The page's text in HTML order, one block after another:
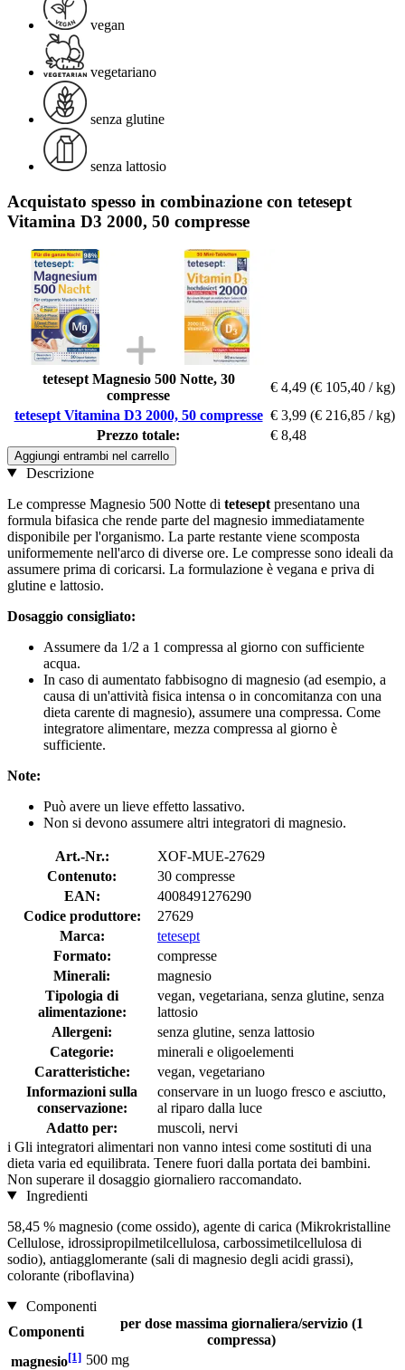
vegan
vegetariano
senza glutine
senza lattosio
Acquistato spesso in combinazione con tetesept
Vitamina D3 2000, 50 compresse
tetesept Magnesio 500 Notte, 30
compresse
€ 4,49 (€ 105,40 / kg)
tetesept Vitamina D3 2000, 50 compresse € 3,99 (€ 216,85 / kg)
Prezzo totale:
€ 8,48
Aggiungi entrambi nel carrello
Descrizione
Le compresse Magnesio 500 Notte di tetesept presentano una
formula bifasica che rende parte del magnesio immediatamente
disponibile per l'organismo. La parte restante viene scomposta
uniformemente nell'arco di diverse ore. Le compresse sono ideali da
assumere prima di coricarsi. La formulazione è vegana e priva di
glutine e lattosio.
Dosaggio consigliato:
Assumere da 1/2 a 1 compressa al giorno con sufficiente
acqua.
In caso di aumentato fabbisogno di magnesio (ad esempio, a
causa di un'attività fisica intensa o in concomitanza con una
dieta carente di magnesio), assumere una compressa. Come
integratore alimentare, mezza compressa al giorno è
sufficiente.
Note:
Può avere un lieve effetto lassativo.
Non si devono assumere altri integratori di magnesio.
Art.-Nr.:
XOF-MUE-27629
Contenuto:
30 compresse
EAN:
4008491276290
Codice produttore:
27629
Marca:
tetesept
Formato:
compresse
Minerali:
magnesio
Tipologia di
alimentazione:
vegan, vegetariana, senza glutine, senza
lattosio
Allergeni:
senza glutine, senza lattosio
Categorie:
minerali e oligoelementi
Caratteristiche:
vegan, vegetariano
Informazioni sulla
conservazione:
conservare in un luogo fresco e asciutto,
al riparo dalla luce
Adatto per:
muscoli, nervi
i Gli integratori alimentari non vanno intesi come sostituti di una
dieta varia ed equilibrata. Tenere fuori dalla portata dei bambini.
Non superare il dosaggio giornaliero raccomandato.
Ingredienti
58,45 % magnesio (come ossido), agente di carica (Mikrokristalline
Cellulose, idrossipropilmetilcellulosa, carbossimetilcellulosa di
sodio), antiagglomerante (sali di magnesio degli acidi grassi),
colorante (riboflavina)
Componenti
Componenti
per dose massima giornaliera/servizio (1
compressa)
magnesio[1] 500 mg